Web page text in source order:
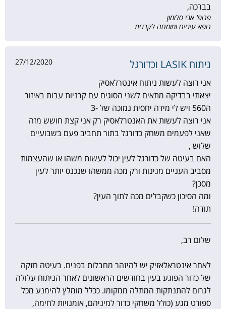
בברכה,
פרופ' אבי סלומון
רופא עיניים ומומחה לקרנית
ניתוח LASIK וכדורגל 27/12/2020
אני רוצה לעשות ניתוח אינטרלאסיק
יצאתי בבדיקה מתאים לשני הסוגים עם קרניות עבות באיזור
ה560 ויש לי מידה יחסית נמוכה של -3
אני רוצה לעשות את האנטרלאסיק רק אני קצת חושש מזה
שאני לפעמים משחק כדורגל בתור תחביב פעם בשבועיים
שלוש ,
האם בעיטה של כדורגל לעין יכול לעשות משהו או שהעצמות
מסביב העניים מגינות ורק מכה ממשהו שנכנס יותר לעין
מסכן?
ומה הסיכון כשקבלים מכה לתוך העין?
תודה!
שלום רב,
לאחר אינטראלאזיק יש להיזהר מחבלות בפנים. בעיטה חזקה
של כדור הפוגע בעין בחודשים הראשונים לאחר הניתוח עלולה
לגרום להתנתקות המתלה ממקומו. ככלל מומלץ להימנע מכל
ספורט מגע (כולל משחקי כדור למיניהם, אומנויות לחימה,